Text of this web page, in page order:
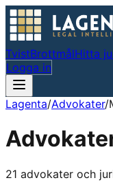
TvistBrottmålHitta
Logga in
Lagenta/Advokater/
21 advokater och